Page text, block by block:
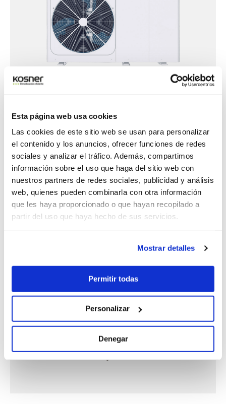
Esta página web usa cookies
Las cookies de este sitio web se usan para personalizar
el contenido y los anuncios, ofrecer funciones de redes
sociales y analizar el tráfico. Además, compartimos
información sobre el uso que haga del sitio web con
nuestros partners de redes sociales, publicidad y análisis
web, quienes pueden combinarla con otra información
que les haya proporcionado o que hayan recopilado a
partir del uso que haya hecho de sus servicios.
Mostrar detalles
Permitir todas
Personalizar
Denegar
AEROTERMIA
Aquaris MD Monobloc